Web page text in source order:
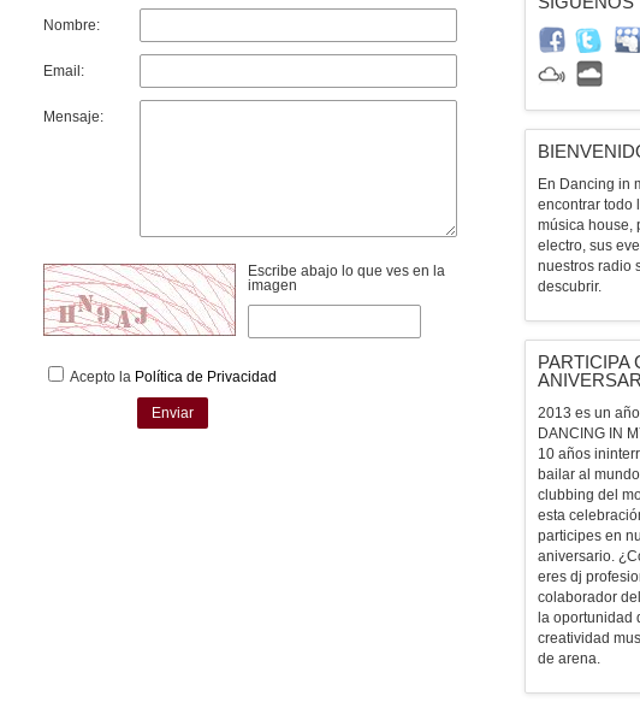
Nombre:
Email:
Mensaje:
Escribe abajo lo que ves en la
imagen
Acepto la Política de Privacidad
Enviar
En Dancing in
encontrar todo
música house,
electro, sus
nuestros radio
descubrir.
PARTICIPA
2013 es un
DANCING IN
10 años
bailar al
clubbing del
esta
participes en
aniversario.
eres dj
colaborador
la oportunidad
creatividad
de arena.